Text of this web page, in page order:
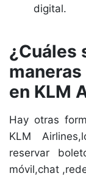
digital.
¿Cuáles
en KLM
Hay otras
KLM
reservar
móvil,chat